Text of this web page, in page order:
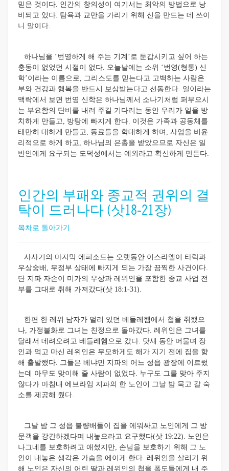
믿은 것이다. 인간의 창의성이 여기서는 최악의 방법으로 낭
비되고 있다. 탐욕과 교만을 가리기 위해 신을 만드는 데 쓰이
니 말이다.
하나님을 ‘번영하게 해 주는 기계’로 둔갑시키고 싶어 하는
충동이 없었던 시절이 없다. 오늘날에는 소위 ‘번영(형통) 신
학’이라는 이름으로, 그리스도를 믿는다고 고백하는 사람은
부와 건강과 행복을 반드시 보상받는다고 선동한다. 일이라는
맥락에서 보면 번영 신학은 하나님께서 소나기처럼 퍼부으시
는 부요함의 단비를 내려 주길 기다리는 동안 우리가 일을 방
치하게 만들고, 방탕에 빠지게 한다. 이것은 가족과 공동체를
태만히 대하게 만들고, 동료들을 학대하게 하며, 사업을 비윤
리적으로 하게 하고, 하나님의 은총을 받았으므로 자신은 일
반인에게 요구되는 도덕성에서는 예외라고 확신하게 만든다.
인간의 부패와 종교적 권위의 결
탁이 드러나다 (삿18-21장)
목차로 돌아가기
사사기의 마지막 에피소드는 오랫동안 이스라엘이 타락과
우상숭배, 무정부 상태에 빠지게 되는 가장 끔찍한 사건이다.
단 지파 자손이 미가의 우상과 레위인을 포함한 종교 사업 전
부를 그대로 취해 가져갔다(삿 18:1-31).
한편 한 레위 남자가 멀리 있던 베들레헴에서 첩을 취했으
나, 가정불화로 그녀는 친정으로 돌아갔다. 레위인은 그녀를
달래서 데려오려고 베들레헴으로 갔다. 닷새 동안 머물며 장
인과 먹고 마신 레위인은 무모하게도 해가 지기 전에 집을 향
해 출발했다. 그들은 베냐민 지파의 어느 성읍 광장에 이르렀
는데 아무도 맞이해 줄 사람이 없었다. 누구도 그를 맞아 주지
않다가 마침내 에브라임 지파의 한 노인이 그날 밤 묵고 갈 숙
소를 제공해 줬다.
그날 밤 그 성읍 불량배들이 집을 에워싸고 노인에게 그 방
문객을 강간하겠다며 내놓으라고 요구했다(삿 19:22). 노인은
나그네를 보호하려고 애썼지만, 손님을 보호하기 위해 그 노
인이 내놓은 생각은 가슴을 에이게 한다. 레위인을 살리기 위
해 노인은 자신의 어린 딸과 레위인의 첩을 폭도들에게 내 주